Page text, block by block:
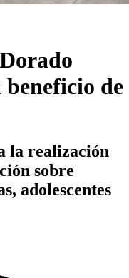
beneficio de
la realización
sobre
adolescentes